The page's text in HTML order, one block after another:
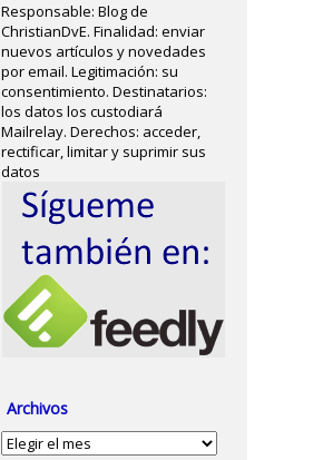
Responsable: Blog de
ChristianDvE. Finalidad: enviar
nuevos artículos y novedades
por email. Legitimación: su
consentimiento. Destinatarios:
los datos los custodiará
Mailrelay. Derechos: acceder,
rectificar, limitar y suprimir sus
datos
Archivos
Archivos